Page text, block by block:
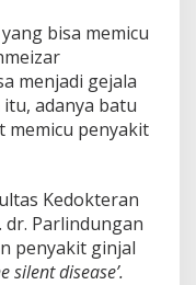
bisa memicu
menjadi gejala
adanya batu
memicu penyakit
Kedokteran
dr. Parlindungan
penyakit ginjal
silent disease’.